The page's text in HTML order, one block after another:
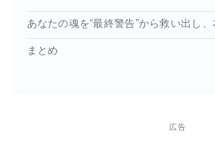
あなたの魂を“最終警告”から救い出し
まとめ
広告